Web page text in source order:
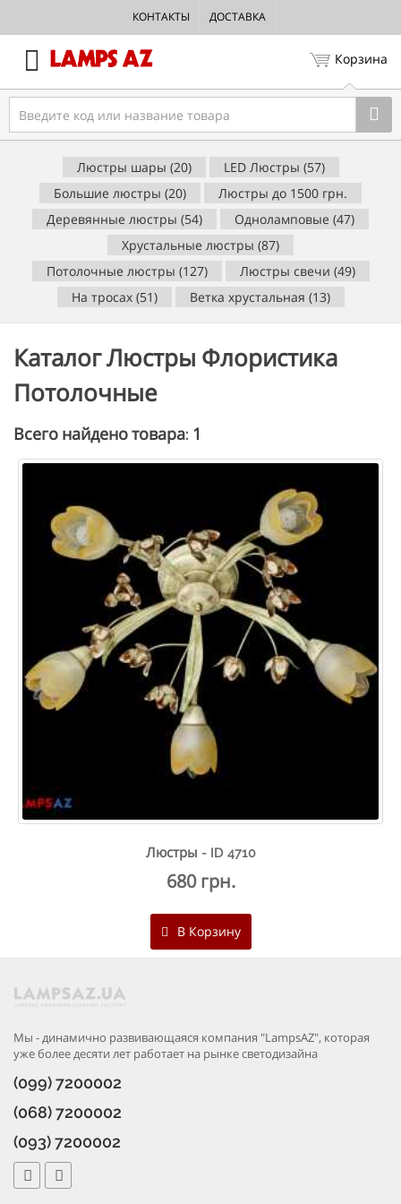
КОНТАКТЫ ДОСТАВКА
Корзина
Люстры шары (20)
LED Люстры (57)
Большие люстры (20)
Люстры до 1500 грн.
Деревянные люстры (54)
Одноламповые (47)
Хрустальные люстры (87)
Потолочные люстры (127)
Люстры свечи (49)
На тросах (51)
Ветка хрустальная (13)
Каталог Люстры Флористика
Потолочные
Всего найдено товара: 1
Люстры - ID 4710
680 грн.
В Корзину
Мы - динамично развивающаяся компания "LampsAZ", которая
уже более десяти лет работает на рынке светодизайна
(099) 7200002
(068) 7200002
(093) 7200002